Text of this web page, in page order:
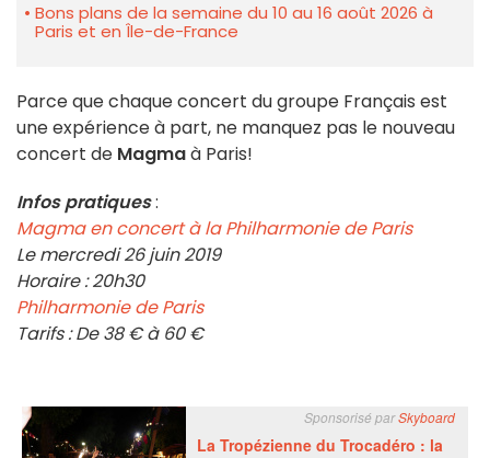
Bons plans de la semaine du 10 au 16 août 2026 à
Paris et en Île-de-France
Parce que chaque concert du groupe Français est
une expérience à part, ne manquez pas le nouveau
concert de Magmaà Paris!
Infos pratiques:
Magma en concert à la Philharmonie de Paris
Le mercredi 26 juin 2019
Horaire : 20h30
Philharmonie de Paris
Tarifs : De 38 € à 60 €